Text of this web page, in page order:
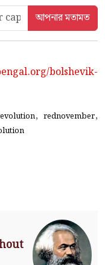
bolshevik-
, rednovember,